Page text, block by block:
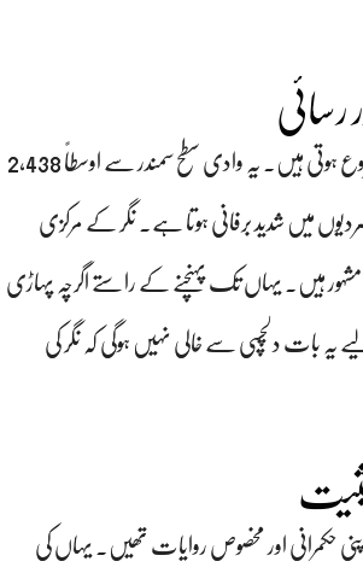
رسائی
شاہراہِ ریشم پر سفر کرتے ہوئے گلگت سے تقریباً 65 کلومیٹر کے فاصلے پر نگر کی حدود شروع ہوتی ہیں۔ یہ وادی سطح سمندر سے اوسطاً 2,438
میں شدید برفانی ہوتا ہے۔ نگر کے مرکزی
ہیں۔ یہاں تک پہنچنے کے راستے اگرچہ پہاڑی
یہ بات دلچسپی سے خالی نہیں ہوگی کہ نگر کی
ریاست تھی جس کی اپنی حکمرانی اور مخصوص روایات تھیں۔ یہاں کی